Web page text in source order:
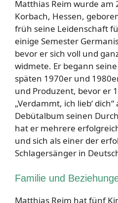
Matthias Reim wurde am
Korbach, Hessen,
früh seine Leidenschaft
einige Semester
bevor er sich voll und
widmete. Er begann
späten 1970er und
und Produzent, bevor er
„Verdammt, ich lieb‘
Debütalbum seinen
hat er mehrere
und sich als einer der
Schlagersänger in
Familie und
Matthias Reim hat fünf